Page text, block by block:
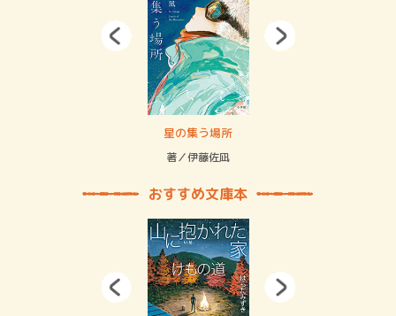
星の集う場所
著／伊藤佐凪
おすすめ文庫本